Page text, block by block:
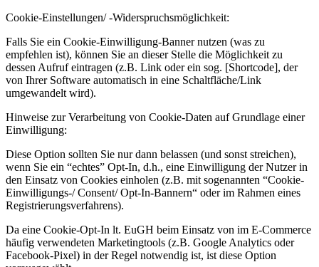
Cookie-Einstellungen/ -Widerspruchsmöglichkeit:
Falls Sie ein Cookie-Einwilligung-Banner nutzen (was zu
empfehlen ist), können Sie an dieser Stelle die Möglichkeit zu
dessen Aufruf eintragen (z.B. Link oder ein sog. [Shortcode], der
von Ihrer Software automatisch in eine Schaltfläche/Link
umgewandelt wird).
Hinweise zur Verarbeitung von Cookie-Daten auf Grundlage einer
Einwilligung:
Diese Option sollten Sie nur dann belassen (und sonst streichen),
wenn Sie ein “echtes” Opt-In, d.h., eine Einwilligung der Nutzer in
den Einsatz von Cookies einholen (z.B. mit sogenannten “Cookie-
Einwilligungs-/ Consent/ Opt-In-Bannern“ oder im Rahmen eines
Registrierungsverfahrens).
Da eine Cookie-Opt-In lt. EuGH beim Einsatz von im E-Commerce
häufig verwendeten Marketingtools (z.B. Google Analytics oder
Facebook-Pixel) in der Regel notwendig ist, ist diese Option